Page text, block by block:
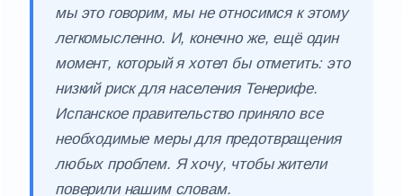
мы это говорим, мы не относимся к этому
легкомысленно. И, конечно же, ещё один
момент, который я хотел бы отметить: это
низкий риск для населения Тенерифе.
Испанское правительство приняло все
необходимые меры для предотвращения
любых проблем. Я хочу, чтобы жители
поверили нашим словам.